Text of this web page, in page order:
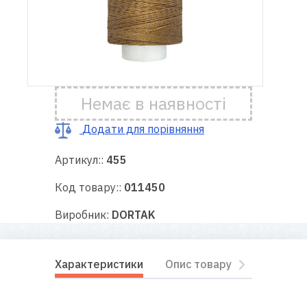
Гарантія
Ремонт
швейної
Корисні
поради
Контакти
Немає в наявності
Додати для порівняння
Артикул:: 455
Код товару:: 011450
Виробник: DORTAK
Характеристики Опис товару